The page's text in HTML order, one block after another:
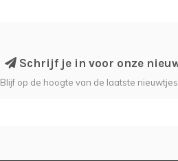
Schrijf je in voor onze
Blijf op de hoogte van de laatste